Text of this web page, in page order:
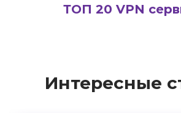
ТОП 20 VPN
Интересные